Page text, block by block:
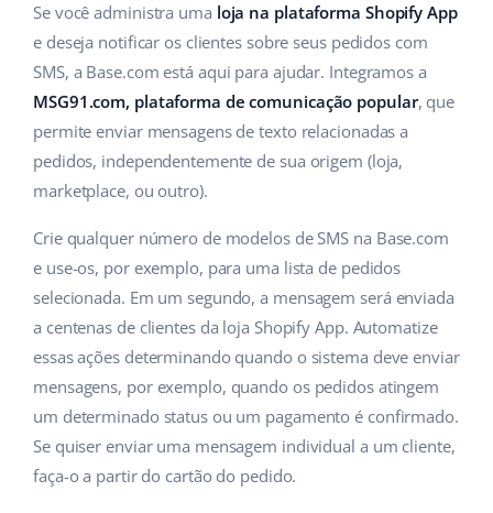
Gestão de Envios
Automação do fluxo de trabalho
Base Connect
IA para ecommerce
Base Analytics
Casa e jardim
Produtos infantis
Peças automotivas
Saúde e beleza
Ajuda
Academy
Serviços
Auditoria de contas
Calculadora de benefícios
Colaboração e parcerias
english (US)
english (GB)
english (IN)
čeština
Ελληνικά
español (AR)
Français
Italiano
Se você administra uma loja na plataforma Shopify App
e deseja notificar os clientes sobre seus pedidos com
SMS, a Base.com está aqui para ajudar. Integramos a
MSG91.com, plataforma de comunicação popular, que
permite enviar mensagens de texto relacionadas a
pedidos, independentemente de sua origem (loja,
marketplace, ou outro).
Crie qualquer número de modelos de SMS na Base.com
e use-os, por exemplo, para uma lista de pedidos
selecionada. Em um segundo, a mensagem será enviada
a centenas de clientes da loja Shopify App. Automatize
essas ações determinando quando o sistema deve enviar
mensagens, por exemplo, quando os pedidos atingem
um determinado status ou um pagamento é confirmado.
Se quiser enviar uma mensagem individual a um cliente,
faça-o a partir do cartão do pedido.